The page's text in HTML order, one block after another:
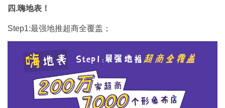
四.嗨地表！
Step1:最强地推超商全覆盖；